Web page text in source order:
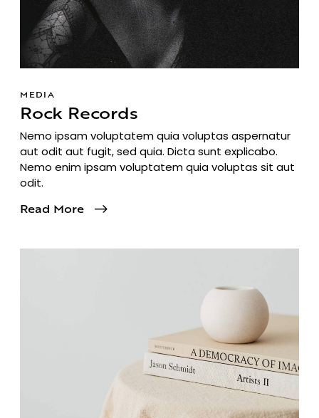
MEDIA
Rock Records
Nemo ipsam voluptatem quia voluptas aspernatur
aut odit aut fugit, sed quia. Dicta sunt explicabo.
Nemo enim ipsam voluptatem quia voluptas sit aut
odit.
Read More